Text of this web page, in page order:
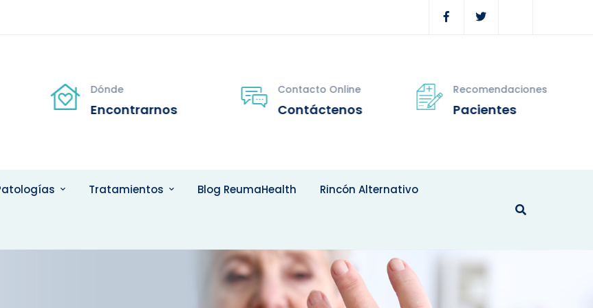
Dónde
Encontrarnos
Contacto Online
Contáctenos
Recomendaciones
Pacientes
Tratamientos Blog ReumaHealth Rincón Alternativo